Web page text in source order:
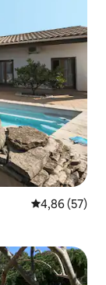
Évaluation
4,86 (57)